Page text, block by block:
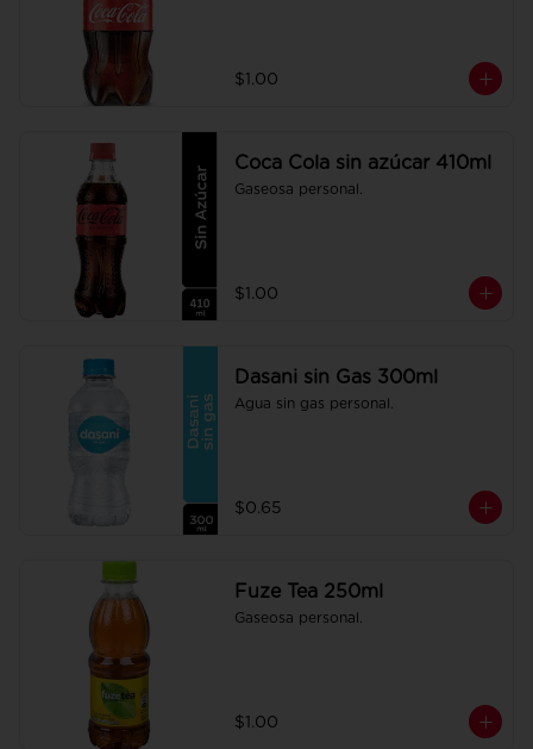
$1.00
Coca Cola sin azúcar 410ml
Gaseosa personal.
$1.00
Dasani sin Gas 300ml
Agua sin gas personal.
$0.65
Fuze Tea 250ml
Gaseosa personal.
$1.00